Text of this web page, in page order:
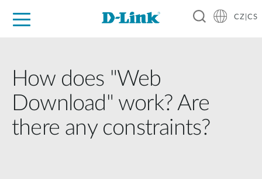
CZ|CS
How does "Web
Download" work? Are
there any constraints?